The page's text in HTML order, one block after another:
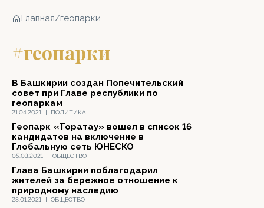
Главная/геопарки
#геопарки
21.04.2021 | ПОЛИТИКА
В Башкирии создан Попечительский
совет при Главе республики по
геопаркам
05.03.2021 | ОБЩЕСТВО
Геопарк «Торатау» вошел в список 16
кандидатов на включение в
Глобальную сеть ЮНЕСКО
28.01.2021 | ОБЩЕСТВО
Глава Башкирии поблагодарил
жителей за бережное отно­шение к
природному наследию